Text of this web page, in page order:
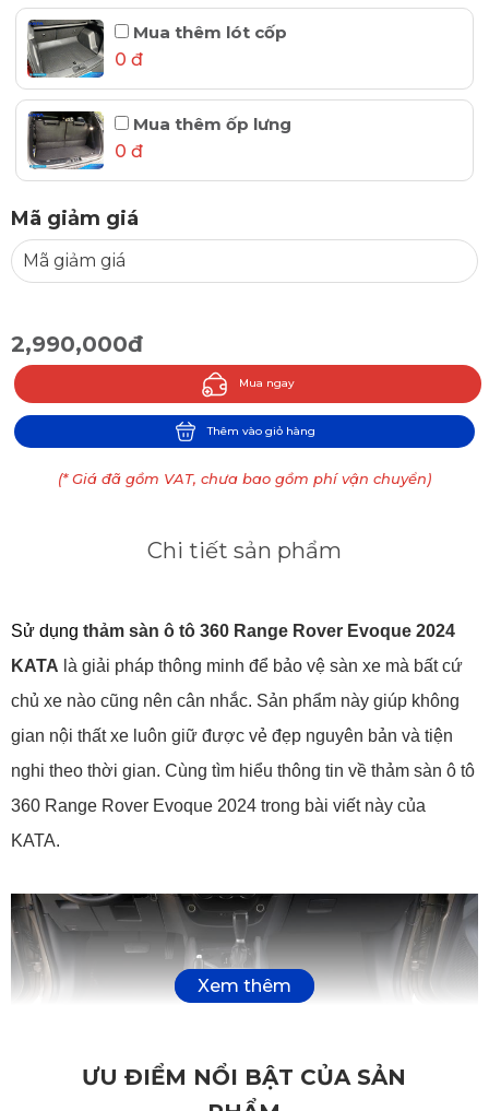
Mua thêm lót cốp
0 đ
Mua thêm ốp lưng
0 đ
Mã giảm giá
2,990,000đ
Mua ngay
Thêm vào giỏ hàng
(* Giá đã gồm VAT, chưa bao gồm phí vận chuyển)
Chi tiết sản phẩm
Sử dụng thảm sàn ô tô 360 Range Rover Evoque 2024
KATA là giải pháp thông minh để bảo vệ sàn xe mà bất cứ
chủ xe nào cũng nên cân nhắc. Sản phẩm này giúp không
gian nội thất xe luôn giữ được vẻ đẹp nguyên bản và tiện
nghi theo thời gian. Cùng tìm hiểu thông tin về thảm sàn ô tô
360 Range Rover Evoque 2024 trong bài viết này của
KATA.
ƯU ĐIỂM NỔI BẬT CỦA SẢN